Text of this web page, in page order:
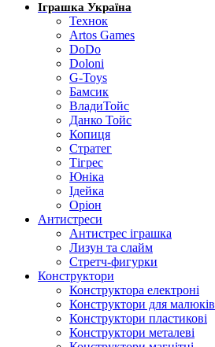
Іграшка Україна
Технок
Artos Games
DoDo
Doloni
G-Toys
Бамсик
ВладиТойс
Данко Тойс
Копиця
Стратег
Тігрес
Юніка
Ідейка
Оріон
Антистреси
Антистрес іграшка
Лизун та слайм
Стретч-фигурки
Конструктори
Конструктора електроні
Конструктори для малюків
Конструктори пластикові
Конструктори металеві